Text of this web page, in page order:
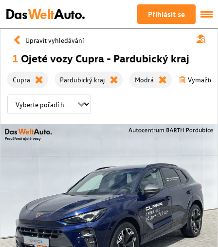
DasWeltAuto. Přihlásit se
Upravit vyhledávání
1 Ojeté vozy Cupra - Pardubický kraj
Cupra Pardubický kraj Modrá Vymažte